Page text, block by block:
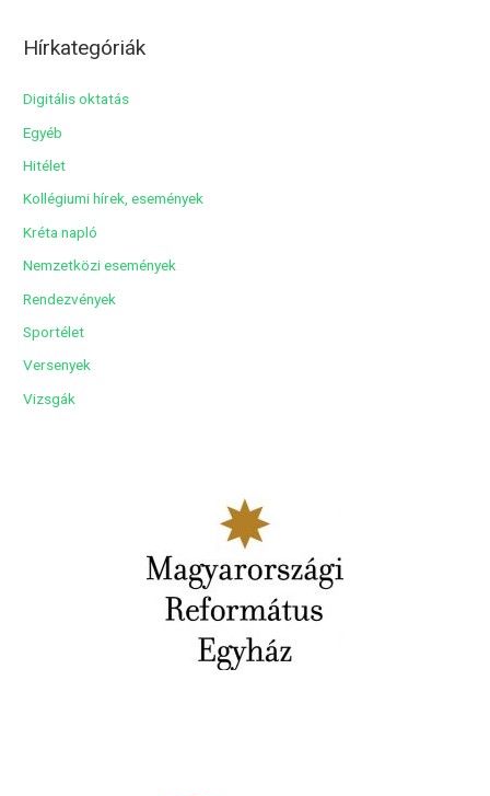
hHírkategóriák
Digitális oktatás
Egyéb
Hitélet
Kollégiumi hírek, események
Kréta napló
Nemzetközi események
Rendezvények
Sportélet
Versenyek
Vizsgák